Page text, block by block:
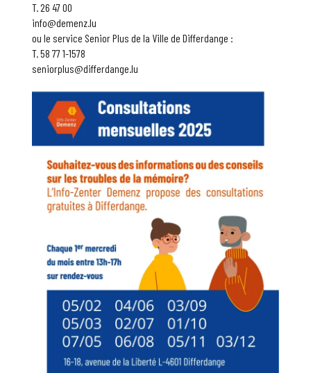
T. 26 47 00
info@demenz.lu
ou le service Senior Plus de la Ville de Differdange :
T. 58 77 1-1578
seniorplus@differdange.lu